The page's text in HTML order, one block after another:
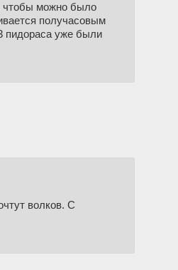
чтобы можно было
получасовым
пидораса уже были
волков. С